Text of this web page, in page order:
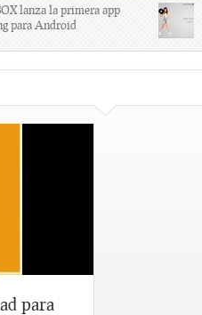
lanza la primera app
para Android
Masterización on-
para